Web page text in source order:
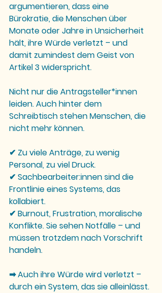
argumentieren, dass eine
Bürokratie, die Menschen über
Monate oder Jahre in Unsicherheit
hält, ihre Würde verletzt – und
damit zumindest dem Geist von
Artikel 3 widerspricht.
Nicht nur die Antragsteller*innen
leiden. Auch hinter dem
Schreibtisch stehen Menschen, die
nicht mehr können.
✔ Zu viele Anträge, zu wenig
Personal, zu viel Druck.
✔ Sachbearbeiter:innen sind die
Frontlinie eines Systems, das
kollabiert.
✔ Burnout, Frustration, moralische
Konflikte. Sie sehen Notfälle – und
müssen trotzdem nach Vorschrift
handeln.
➡ Auch ihre Würde wird verletzt –
durch ein System, das sie alleinlässt.